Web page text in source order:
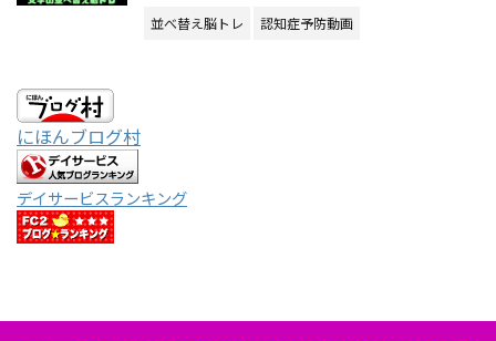
並べ替え脳トレ 認知症予防動画
にほんブログ村
デイサービスランキング